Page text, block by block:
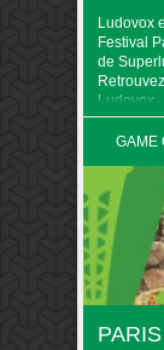
Ludovox
Festival
de
Ludovox
GAME